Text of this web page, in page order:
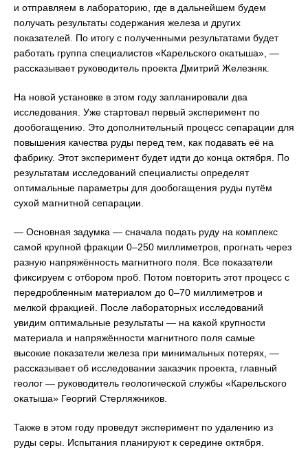
и отправляем в лабораторию, где в дальнейшем будем
получать результаты содержания железа и других
показателей. По итогу с полученными результатами будет
работать группа специалистов «Карельского окатыша», —
рассказывает руководитель проекта Дмитрий Железняк.
На новой установке в этом году запланировали два
исследования. Уже стартовал первый эксперимент по
дообогащению. Это дополнительный процесс сепарации для
повышения качества руды перед тем, как подавать её на
фабрику. Этот эксперимент будет идти до конца октября. По
результатам исследований специалисты определят
оптимальные параметры для дообогащения руды путём
сухой магнитной сепарации.
— Основная задумка — сначала подать руду на комплекс
самой крупной фракции 0–250 миллиметров, прогнать через
разную напряжённость магнитного поля. Все показатели
фиксируем с отбором проб. Потом повторить этот процесс с
передробленным материалом до 0–70 миллиметров и
мелкой фракцией. После лабораторных исследований
увидим оптимальные результаты — на какой крупности
материала и напряжённости магнитного поля самые
высокие показатели железа при минимальных потерях, —
рассказывает об исследовании заказчик проекта, главный
геолог — руководитель геологической службы «Карельского
окатыша» Георгий Стерляжников.
Также в этом году проведут эксперимент по удалению из
руды серы. Испытания планируют к середине октября.